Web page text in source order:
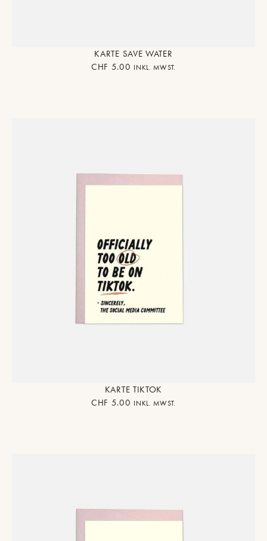
KARTE SAVE WATER
CHF 5.00 INKL. MWST.
KARTE TIKTOK
CHF 5.00 INKL. MWST.